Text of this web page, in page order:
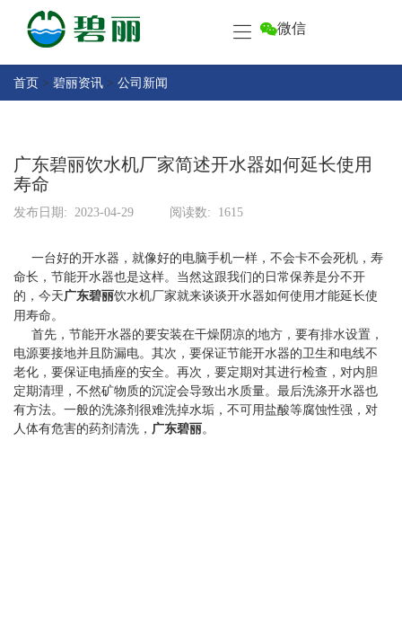
微信
首页 > 碧丽资讯 > 公司新闻
广东碧丽饮水机厂家简述开水器如何延长使用
寿命
发布日期: 2023-04-29 阅读数: 1615
一台好的开水器，就像好的电脑手机一样，不会卡不会死机，寿
命长，节能开水器也是这样。当然这跟我们的日常保养是分不开
的，今天广东碧丽饮水机厂家就来谈谈开水器如何使用才能延长使
用寿命。
首先，节能开水器的要安装在干燥阴凉的地方，要有排水设置，
电源要接地并且防漏电。其次，要保证节能开水器的卫生和电线不
老化，要保证电插座的安全。再次，要定期对其进行检查，对内胆
定期清理，不然矿物质的沉淀会导致出水质量。最后洗涤开水器也
有方法。一般的洗涤剂很难洗掉水垢，不可用盐酸等腐蚀性强，对
人体有危害的药剂清洗， 广东碧丽。
页
产
品
碧
丽
丽
系
碧
丽